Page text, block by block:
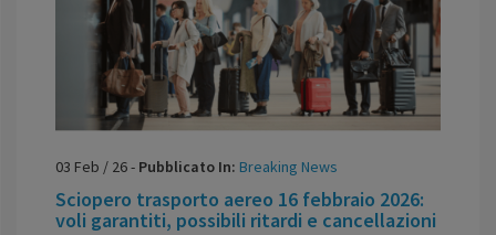
03 Feb / 26- Pubblicato In: Breaking News
Sciopero trasporto aereo 16 febbraio 2026:
voli garantiti, possibili ritardi e cancellazioni